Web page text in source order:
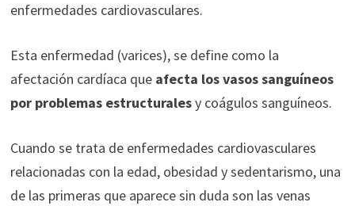
enfermedades cardiovasculares.
Esta enfermedad (varices), se define como la
afectación cardíaca que afecta los vasos sanguíneos
por problemas estructuralesy coágulos sanguíneos.
Cuando se trata de enfermedades cardiovasculares
relacionadas con la edad, obesidad y sedentarismo, una
de las primeras que aparece sin duda son las venas